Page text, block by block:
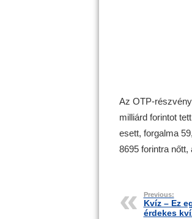
Az OTP-
milliárd forintot
esett, forgalma
8695 forintra
Previous:
Kvíz – Ez
érdekes